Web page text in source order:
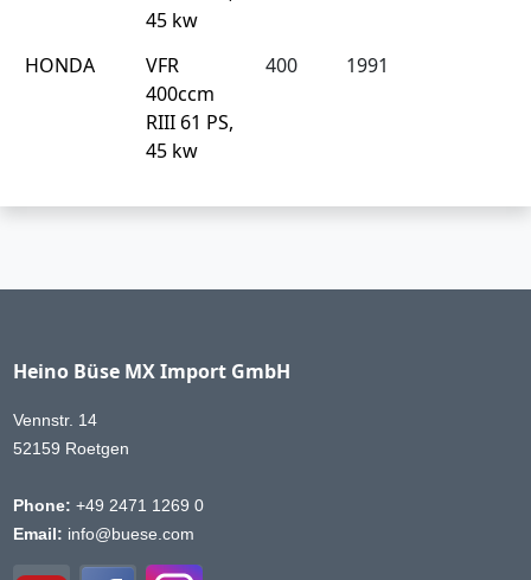
45 kw
HONDA
VFR
400ccm
RIII 61 PS,
45 kw
400 1991
Heino Büse MX Import GmbH
Vennstr. 14
52159 Roetgen
Phone: +49 2471 1269 0
Email: info@buese.com